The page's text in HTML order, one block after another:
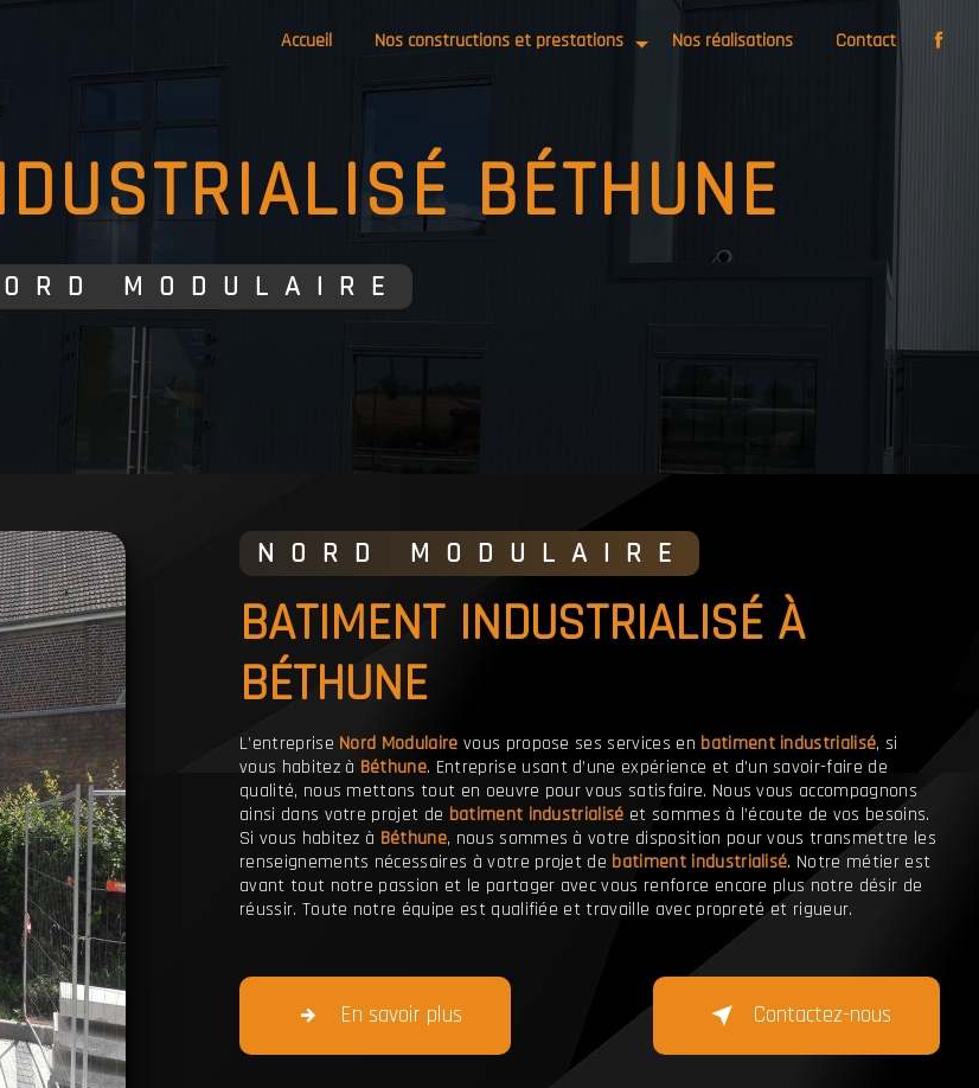
Accueil Nos constructions et prestations Nos réalisations Contact
BÉTHUNE
NORD MODULAIRE
NORD MODULAIRE
BATIMENT INDUSTRIALISÉ À
BÉTHUNE
L’entreprise Nord Modulaire vous propose ses services en batiment industrialisé, si
vous habitez à Béthune. Entreprise usant d’une expérience et d’un savoir-faire de
qualité, nous mettons tout en oeuvre pour vous satisfaire. Nous vous accompagnons
ainsi dans votre projet de batiment industrialisé et sommes à l’écoute de vos besoins.
Si vous habitez à Béthune, nous sommes à votre disposition pour vous transmettre les
renseignements nécessaires à votre projet de batiment industrialisé. Notre métier est
avant tout notre passion et le partager avec vous renforce encore plus notre désir de
réussir. Toute notre équipe est qualifiée et travaille avec propreté et rigueur.
En savoir plus Contactez-nous